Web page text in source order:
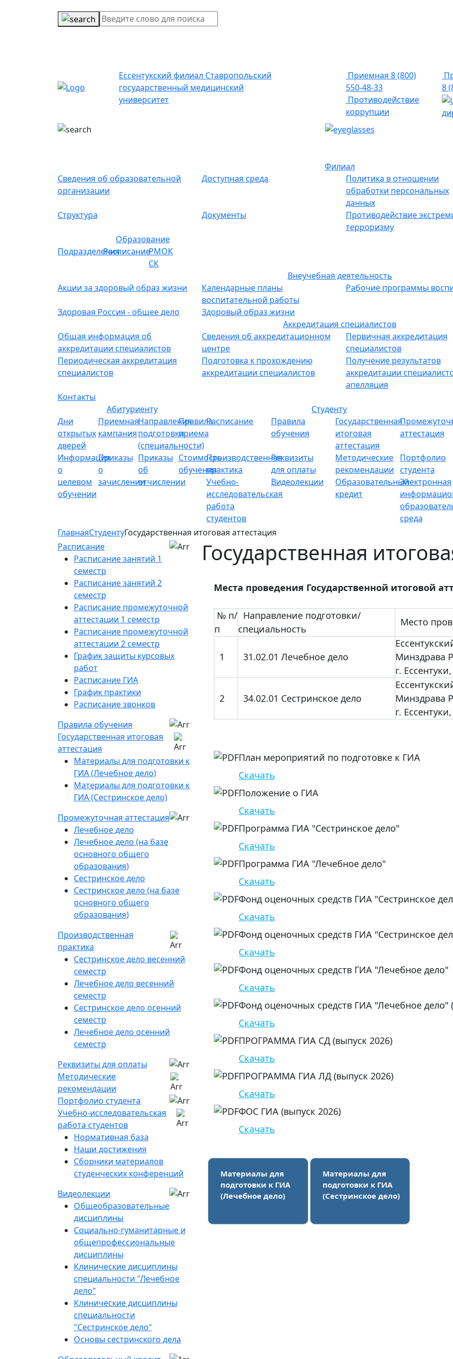
Ессентукский филиал Ставропольский
государственный медицинский
университет
Приемная 8 (800)
550-48-33
Противодействие
коррупции
8
Филиал
Сведения об образовательной
организации
Доступная среда
Политика в отношении
обработки персональных
данных
Структура
Документы
Противодействие
терроризму
Образование
ПодразделенияРасписаниеРМОК
СК
Внеучебная деятельность
Акции за здоровый образ жизни
Календарные планы
воспитательной работы
Рабочие программы
Здоровая Россия - общее дело
Здоровый образ жизни
Аккредитация специалистов
Общая информация об
аккредитации специалистов
Сведения об аккредитационном
центре
Первичная аккредитация
специалистов
Периодическая аккредитация
специалистов
Подготовка к прохождению
аккредитации специалистов
Получение результатов
аккредитации
апелляция
Контакты
Абитуриенту
Дни
открытых
дверей
Приемная
кампания
Направления
подготовки
(специальности)
Правила
приема
Информация
о
целевом
обучении
Приказы
о
зачислении
Приказы
об
отчислении
Стоимость
обучения
Студенту
Расписание
Правила
обучения
Государственная
итоговая
аттестация
аттестация
Производственная
практика
Реквизиты
для оплаты
Методические
рекомендации
Портфолио
студента
Учебно-
исследовательская
работа
студентов
Видеолекции
Образовательный
кредит
Электронная
среда
ГлавнаяСтудентуГосударственная итоговая аттестация
Расписание
Расписание занятий 1
семестр
Расписание занятий 2
семестр
Расписание промежуточной
аттестации 1 семестр
Расписание промежуточной
аттестации 2 семестр
График защиты курсовых
работ
Расписание ГИА
График практики
Расписание звонков
Правила обучения
Государственная итоговая
аттестация
Материалы для подготовки к
ГИА (Лечебное дело)
Материалы для подготовки к
ГИА (Сестринское дело)
Промежуточная аттестация
Лечебное дело
Лечебное дело (на базе
основного общего
образования)
Сестринское дело
Сестринское дело (на базе
основного общего
образования)
Производственная
практика
Сестринское дело весенний
семестр
Лечебное дело весенний
семестр
Сестринское дело осенний
семестр
Лечебное дело осенний
семестр
Реквизиты для оплаты
Методические
рекомендации
Портфолио студента
Учебно-исследовательская
работа студентов
Нормативная база
Наши достижения
Сборники материалов
студенческих конференций
Видеолекции
Общеобразовательные
дисциплины
Социально-гуманитарные и
общепрофессиональные
дисциплины
Клинические дисциплины
специальности "Лечебное
дело"
Клинические дисциплины
специальности
"Сестринское дело"
Основы сестринского дела
Государственная
Места проведения Государственной итоговой
№ п/
п
Направление подготовки/
специальность
Место
1 31.02.01 Лечебное дело
Минздрава
г.
2 34.02.01 Сестринское дело
Минздрава
г.
План мероприятий по подготовке к ГИА
Скачать
Положение о ГИА
Скачать
Программа ГИА "Сестринское дело"
Скачать
Программа ГИА "Лечебное дело"
Скачать
Фонд оценочных средств ГИА "Сестринское
Скачать
Фонд оценочных средств ГИА "Сестринское
Скачать
Фонд оценочных средств ГИА "Лечебное дело"
Скачать
Фонд оценочных средств ГИА "Лечебное дело"
Скачать
ПРОГРАММА ГИА СД (выпуск 2026)
Скачать
ПРОГРАММА ГИА ЛД (выпуск 2026)
Скачать
ФОС ГИА (выпуск 2026)
Скачать
Материалы для
подготовки к ГИА
(Лечебное дело)
Материалы для
подготовки к ГИА
(Сестринское дело)